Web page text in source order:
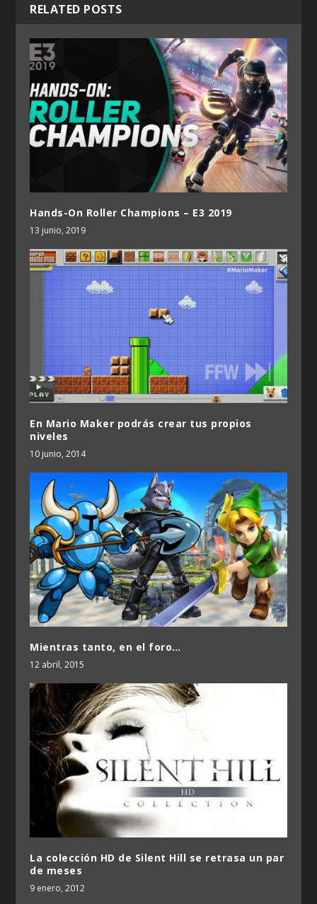
RELATED POSTS
Hands-On Roller Champions – E3 2019
13 junio, 2019
En Mario Maker podrás crear tus propios
niveles
10 junio, 2014
Mientras tanto, en el foro…
12 abril, 2015
La colección HD de Silent Hill se retrasa un par
de meses
9 enero, 2012